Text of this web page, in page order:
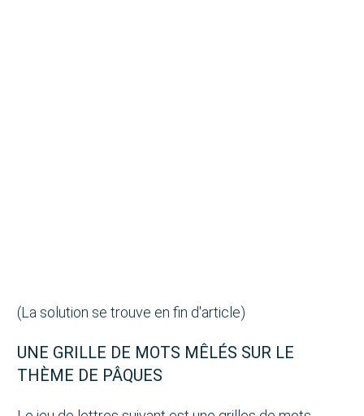
(La solution se trouve en fin d'article)
UNE GRILLE DE MOTS MÊLÉS SUR LE
THÈME DE PÂQUES